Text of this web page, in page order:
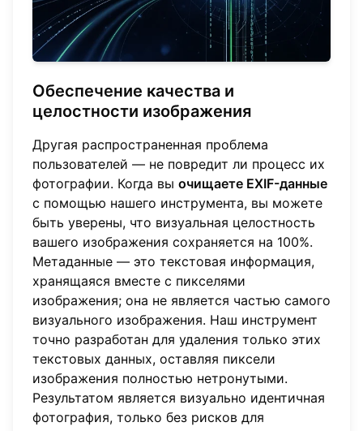
Обеспечение качества и
целостности изображения
Другая распространенная проблема
пользователей — не повредит ли процесс их
фотографии. Когда вы очищаете EXIF-данные
с помощью нашего инструмента, вы можете
быть уверены, что визуальная целостность
вашего изображения сохраняется на 100%.
Метаданные — это текстовая информация,
хранящаяся вместе с пикселями
изображения; она не является частью самого
визуального изображения. Наш инструмент
точно разработан для удаления только этих
текстовых данных, оставляя пиксели
изображения полностью нетронутыми.
Результатом является визуально идентичная
фотография, только без рисков для